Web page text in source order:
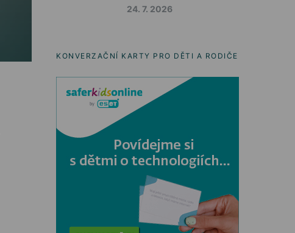
24. 7. 2026
KONVERZAČNÍ KARTY PRO DĚTI A RODIČE